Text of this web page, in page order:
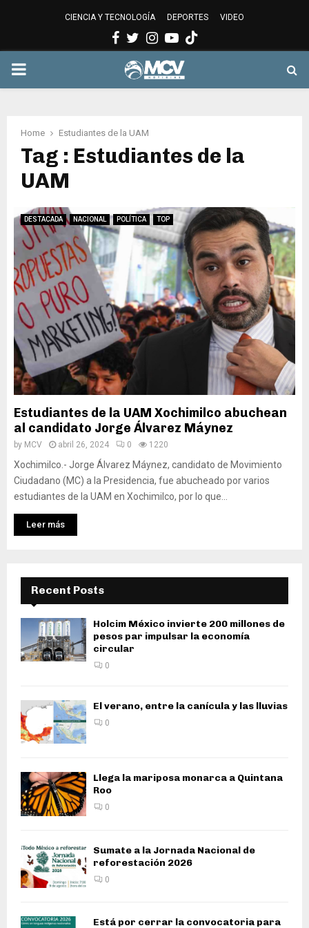
CIENCIA Y TECNOLOGÍA DEPORTES VIDEO
Facebook
Twitter
Instagram
Youtube
PRIMARY
Home Estudiantes de la UAM
Tag : Estudiantes de la
UAM
DESTACADA NACIONAL POLÍTICA TOP
Estudiantes de la UAM Xochimilco abuchean
al candidato Jorge Álvarez Máynez
by MCV abril 26, 2024 0 1220
Xochimilco.- Jorge Álvarez Máynez, candidato de Movimiento
Ciudadano (MC) a la Presidencia, fue abucheado por varios
estudiantes de la UAM en Xochimilco, por lo que...
Leer más
Recent Posts
Holcim México invierte 200 millones de
pesos par impulsar la economía
circular
0
El verano, entre la canícula y las lluvias
0
Llega la mariposa monarca a Quintana
Roo
0
Sumate a la Jornada Nacional de
reforestación 2026
0
Está por cerrar la convocatoria para